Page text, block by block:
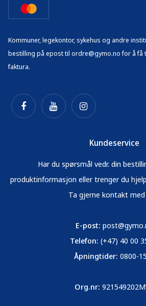
Kommuner, legekontor, sykehus og andre
bestilling på epost til ordre@gymo.no for å få
faktura.
Kundeservice
Har du spørsmål vedr. din
produktinformasjon eller trenger du
Ta gjerne kontakt med
E-post:
Telefon: (+47) 40 00
Åpningtider: 0800-
Org.nr: